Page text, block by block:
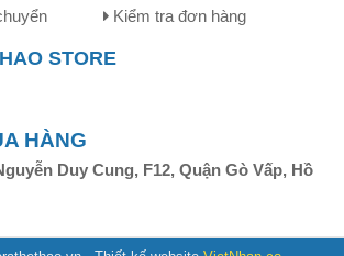
Kiểm tra đơn hàng
STORE
HÀNG
Duy Cung, F12, Quận Gò Vấp, Hồ